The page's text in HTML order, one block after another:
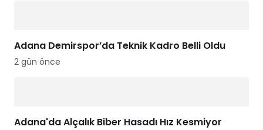
Adana Demirspor’da Teknik Kadro Belli Oldu
2 gün önce
Adana'da Alçalık Biber Hasadı Hız Kesmiyor